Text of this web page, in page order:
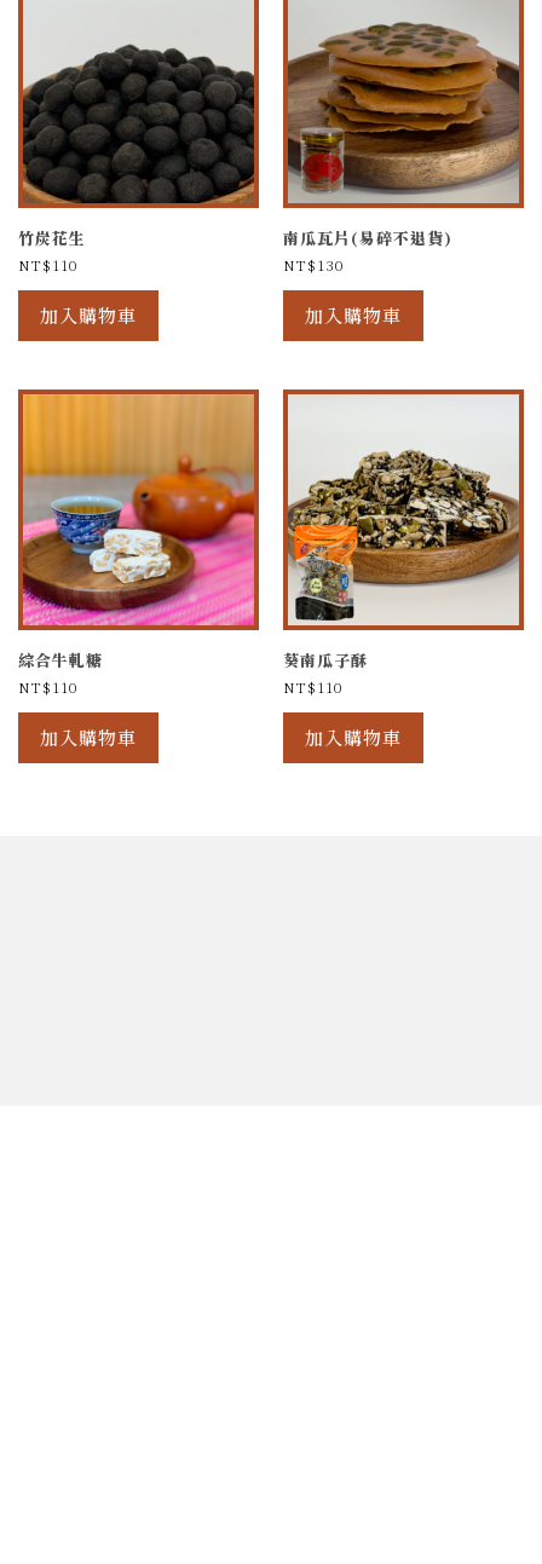
竹炭花生
NT$110
加入購物車
南瓜瓦片(易碎不退貨)
NT$130
加入購物車
綜合牛軋糖
NT$110
加入購物車
葵南瓜子酥
NT$110
加入購物車